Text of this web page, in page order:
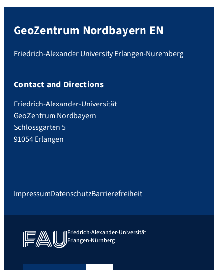
GeoZentrum Nordbayern EN
Friedrich-Alexander University Erlangen-Nuremberg
Contact and Directions
Friedrich-Alexander-Universität
GeoZentrum Nordbayern
Schlossgarten 5
91054 Erlangen
ImpressumDatenschutzBarrierefreiheit
Friedrich-Alexander-Universität
Erlangen-Nürnberg